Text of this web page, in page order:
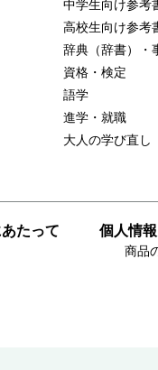
中学生向け参考
高校生向け参考
辞典（辞書）・
資格・検定
語学
進学・就職
大人の学び直し
たって 個人情
商品